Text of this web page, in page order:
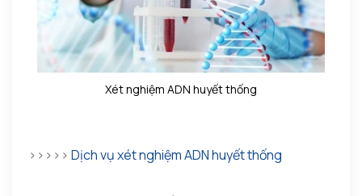
Xét nghiệm ADN huyết thống
>>>>> Dịch vụ xét nghiệm ADN huyết thống